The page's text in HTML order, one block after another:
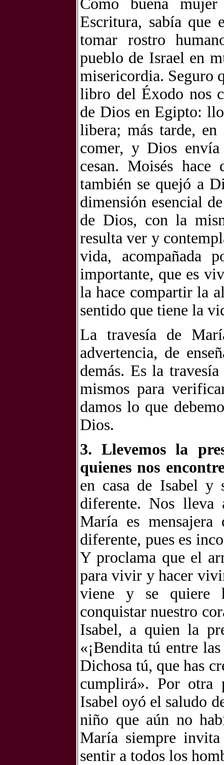
Como buena
Escritura, sabía
tomar rostro
pueblo de Israel en
misericordia. Seguro
libro del Éxodo nos
de Dios en Egipto:
libera; más tarde,
comer, y Dios
cesan. Moisés
también se quejó a
dimensión esencial
de Dios, con la
resulta ver y
vida, acompañada
importante, que es
la hace compartir la
sentido que tiene la
La travesía de
advertencia, de
demás. Es la
mismos para
damos lo que
Dios.
3. Llevemos la
quienes nos
en casa de Isabel y
diferente. Nos lleva
María es
diferente, pues es
Y proclama que el
para vivir y hacer
viene y se quiere
conquistar nuestro
Isabel, a quien la
«¡Bendita tú entre
Dichosa tú, que has
cumplirá». Por otra
Isabel oyó el saludo
niño que aún no
María siempre
sentir a todos los